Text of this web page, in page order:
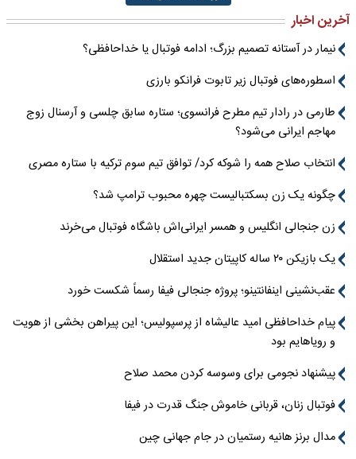
آخرین اخبار
نیمار در آستانه تصمیم بزرگ؛ ادامه فوتبال یا خداحافظی؟
اسطوره‌های فوتبال زیر تابوت فرانکو بارزی
طارمی در رادار تیم مطرح فرانسوی؛ ستاره سابق چلسی و آرسنال زوج
مهاجم ایرانی می‌شود؟
انتخاب صلاح همه را شوکه کرد/ توافق تیم سوم ترکیه با ستاره مصری
چگونه یک زن بسکتبالیست چهره محبوب ترامپ شد؟
زن جنجالی انگلیس و همسر ایرانی‌اش باشگاه فوتبال می‌خرند
یک بازیکن ۲۰ ساله کاپیتان جدید استقلال
عقب‌نشینی اینفانتینو؛ پروژه جنجالی فیفا رسماً شکست خورد
پیام خداحافظی امید عالیشاه از پرسپولیس؛ این پیراهن بخشی از هویت
و رویاهایم بود
پیشنهاد نجومی برای وسوسه کردن محمد صلاح
فوتبال زنان، قربانی خاموش جنگ قدرت در فیفا
مدال برنز هانیه رستمیان در جام جهانی چین